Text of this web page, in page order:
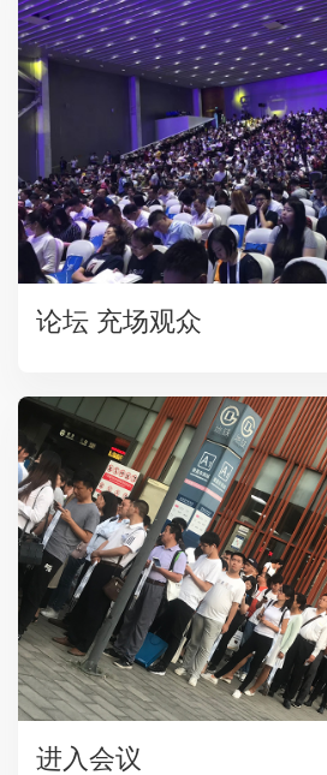
论坛 充场观众
进入会议